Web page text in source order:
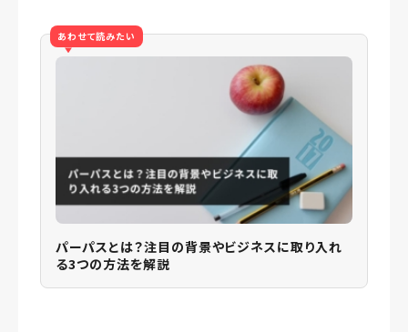
あわせて読みたい
パーパスとは？注目の背景やビジネスに取り入れ
る3つの方法を解説